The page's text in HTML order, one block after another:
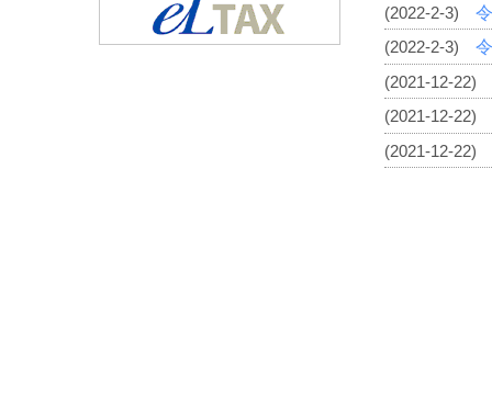
(2022-2-3)
(2022-2-3)
(2021-12-22)
(2021-12-22)
(2021-12-22)